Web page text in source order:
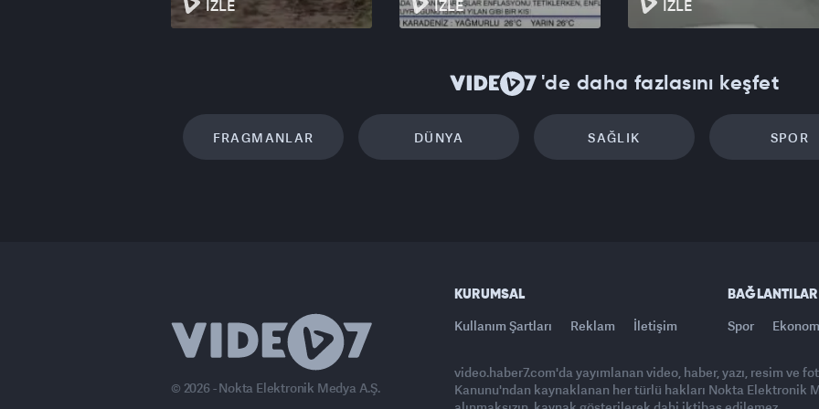
İZLE İZLE İZLE
'de daha fazlasını keşfet
FRAGMANLAR DÜNYA SAĞLIK SPOR
© 2026 - Nokta Elektronik Medya A.Ş.
KURUMSAL
Kullanım Şartları Reklam İletişim
BAĞLANTILAR
Spor
video.haber7.com'da yayımlanan video, haber, yazı, resim ve
Kanunu'ndan kaynaklanan her türlü hakları Nokta Elektronik